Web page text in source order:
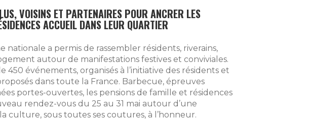
VOISINS ET PARTENAIRES POUR ANCRER LES
ACCUEIL DANS LEUR QUARTIER
nationale a permis de rassembler résidents, riverains,
autour de manifestations festives et conviviales.
450 événements, organisés à l’initiative des résidents et
dans toute la France. Barbecue, épreuves
portes-ouvertes, les pensions de famille et résidences
rendez-vous du 25 au 31 mai autour d’une
culture, sous toutes ses coutures, à l’honneur.